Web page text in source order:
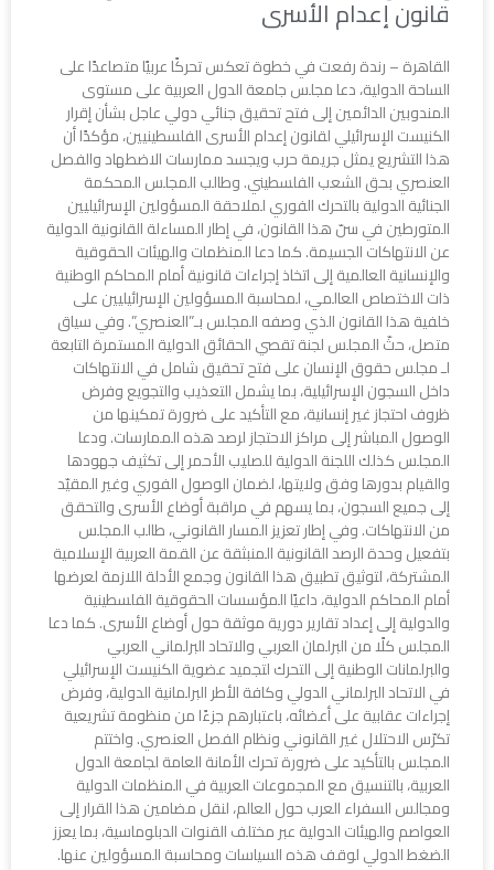
قانون إعدام الأسرى
القاهرة – رندة رفعت في خطوة تعكس تحركًا عربيًا متصاعدًا على
الساحة الدولية، دعا مجلس جامعة الدول العربية على مستوى
المندوبين الدائمين إلى فتح تحقيق جنائي دولي عاجل بشأن إقرار
الكنيست الإسرائيلي لقانون إعدام الأسرى الفلسطينيين، مؤكدًا أن
هذا التشريع يمثل جريمة حرب ويجسد ممارسات الاضطهاد والفصل
العنصري بحق الشعب الفلسطيني. وطالب المجلس المحكمة
الجنائية الدولية بالتحرك الفوري لملاحقة المسؤولين الإسرائيليين
المتورطين في سنّ هذا القانون، في إطار المساءلة القانونية الدولية
عن الانتهاكات الجسيمة. كما دعا المنظمات والهيئات الحقوقية
والإنسانية العالمية إلى اتخاذ إجراءات قانونية أمام المحاكم الوطنية
ذات الاختصاص العالمي، لمحاسبة المسؤولين الإسرائيليين على
خلفية هذا القانون الذي وصفه المجلس بـ”العنصري”. وفي سياق
متصل، حثّ المجلس لجنة تقصي الحقائق الدولية المستمرة التابعة
لـ مجلس حقوق الإنسان على فتح تحقيق شامل في الانتهاكات
داخل السجون الإسرائيلية، بما يشمل التعذيب والتجويع وفرض
ظروف احتجاز غير إنسانية، مع التأكيد على ضرورة تمكينها من
الوصول المباشر إلى مراكز الاحتجاز لرصد هذه الممارسات. ودعا
المجلس كذلك اللجنة الدولية للصليب الأحمر إلى تكثيف جهودها
والقيام بدورها وفق ولايتها، لضمان الوصول الفوري وغير المقيّد
إلى جميع السجون، بما يسهم في مراقبة أوضاع الأسرى والتحقق
من الانتهاكات. وفي إطار تعزيز المسار القانوني، طالب المجلس
بتفعيل وحدة الرصد القانونية المنبثقة عن القمة العربية الإسلامية
المشتركة، لتوثيق تطبيق هذا القانون وجمع الأدلة اللازمة لعرضها
أمام المحاكم الدولية، داعيًا المؤسسات الحقوقية الفلسطينية
والدولية إلى إعداد تقارير دورية موثقة حول أوضاع الأسرى. كما دعا
المجلس كلًا من البرلمان العربي والاتحاد البرلماني العربي
والبرلمانات الوطنية إلى التحرك لتجميد عضوية الكنيست الإسرائيلي
في الاتحاد البرلماني الدولي وكافة الأطر البرلمانية الدولية، وفرض
إجراءات عقابية على أعضائه، باعتبارهم جزءًا من منظومة تشريعية
تكرّس الاحتلال غير القانوني ونظام الفصل العنصري. واختتم
المجلس بالتأكيد على ضرورة تحرك الأمانة العامة لجامعة الدول
العربية، بالتنسيق مع المجموعات العربية في المنظمات الدولية
ومجالس السفراء العرب حول العالم، لنقل مضامين هذا القرار إلى
العواصم والهيئات الدولية عبر مختلف القنوات الدبلوماسية، بما يعزز
الضغط الدولي لوقف هذه السياسات ومحاسبة المسؤولين عنها.